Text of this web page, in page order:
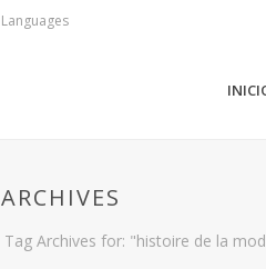
Languages
ARCHIVES
Tag Archives for: "histoire de la